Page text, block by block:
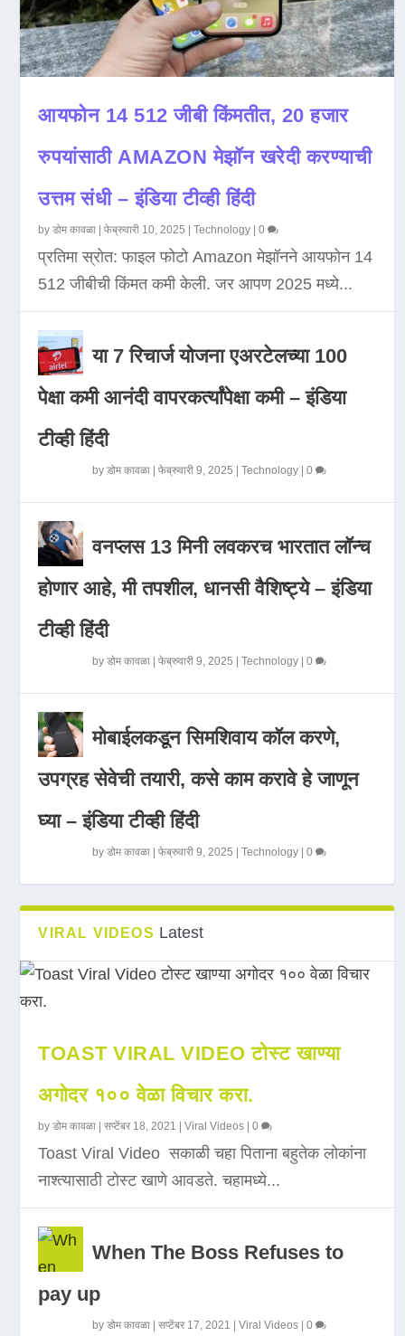
आयफोन 14 512 जीबी किंमतीत, 20 हजार
रुपयांसाठी AMAZON मेझॉन खरेदी करण्याची
उत्तम संधी – इंडिया टीव्ही हिंदी
byडोम कावळा |फेब्रुवारी 10, 2025 |Technology |0
प्रतिमा स्रोत: फाइल फोटो Amazon मेझॉनने आयफोन 14
512 जीबीची किंमत कमी केली. जर आपण 2025 मध्ये...
या 7 रिचार्ज योजना एअरटेलच्या 100
पेक्षा कमी आनंदी वापरकर्त्यांपेक्षा कमी – इंडिया
टीव्ही हिंदी
byडोम कावळा |फेब्रुवारी 9, 2025 |Technology |0
वनप्लस 13 मिनी लवकरच भारतात लॉन्च
होणार आहे, मी तपशील, धानसी वैशिष्ट्ये – इंडिया
टीव्ही हिंदी
byडोम कावळा |फेब्रुवारी 9, 2025 |Technology |0
मोबाईलकडून सिमशिवाय कॉल करणे,
उपग्रह सेवेची तयारी, कसे काम करावे हे जाणून
घ्या – इंडिया टीव्ही हिंदी
byडोम कावळा |फेब्रुवारी 9, 2025 |Technology |0
VIRAL VIDEOS Latest
TOAST VIRAL VIDEO टोस्ट खाण्या
अगोदर १०० वेळा विचार करा.
byडोम कावळा |सप्टेंबर 18, 2021 |Viral Videos |0
Toast Viral Video सकाळी चहा पिताना बहुतेक लोकांना
नाश्त्यासाठी टोस्ट खाणे आवडते. चहामध्ये...
When The Boss Refuses to
pay up
byडोम कावळा |सप्टेंबर 17, 2021 |Viral Videos |0